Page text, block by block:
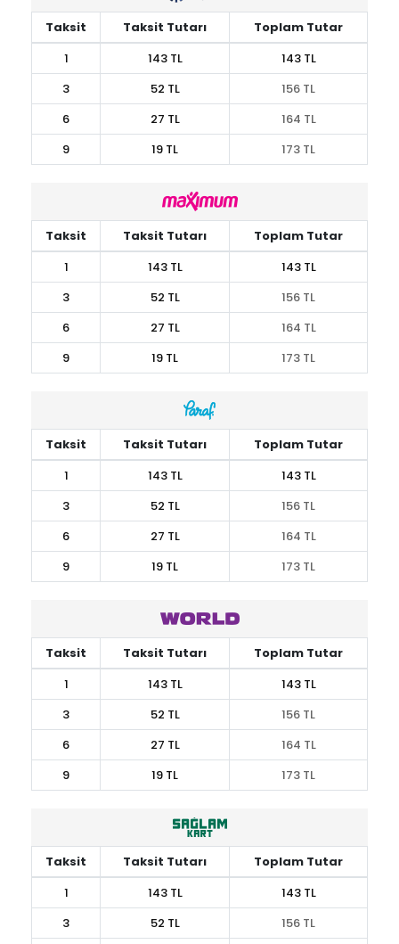
Taksit Taksit Tutarı
Toplam Tutar
1
143 TL
143 TL
3
52 TL
156 TL
6
27 TL
164 TL
9
19 TL 173 TL
Taksit Taksit Tutarı
Toplam Tutar
1
143 TL
143 TL
3
52 TL
156 TL
6
27 TL
164 TL
9
19 TL 173 TL
Taksit Taksit Tutarı
Toplam Tutar
1
143 TL
143 TL
3
52 TL
156 TL
6
27 TL
164 TL
9
19 TL 173 TL
Taksit Taksit Tutarı
Toplam Tutar
1
143 TL
143 TL
3
52 TL
156 TL
6
27 TL
164 TL
9
19 TL 173 TL
Taksit Taksit Tutarı
Toplam Tutar
1
143 TL
143 TL
3
52 TL
156 TL